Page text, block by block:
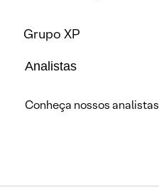
Grupo XP
Analistas
Conheça nossos analistas